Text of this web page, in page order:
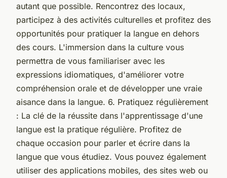
autant que possible. Rencontrez des locaux,
participez à des activités culturelles et profitez des
opportunités pour pratiquer la langue en dehors
des cours. L'immersion dans la culture vous
permettra de vous familiariser avec les
expressions idiomatiques, d'améliorer votre
compréhension orale et de développer une vraie
aisance dans la langue. 6. Pratiquez régulièrement
: La clé de la réussite dans l'apprentissage d'une
langue est la pratique régulière. Profitez de
chaque occasion pour parler et écrire dans la
langue que vous étudiez. Vous pouvez également
utiliser des applications mobiles, des sites web ou